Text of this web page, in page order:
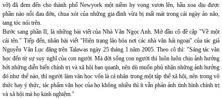
vỡ) đã đem đến cho thành phố Newyork một niềm hy vọng vươn lên, hầu xoa dịu được
phần nào nỗi đau đớn, chua xót của những gia đình vừa bị mất mát trong cái ngày ảo não,
tang tóc nói trên.
Bước sang phần II, là những bài viết của Nhà Văn Ngọc Anh. Mở đầu cô đề cập "Về một
cái tên." Tiếp đến, nhân bài viết "Hiện trạng lão hóa nơi các nhà văn hải ngoại" của tác giả
Nguyễn Văn Lục đăng trên Talawas ngày 25 tháng 1 năm 2005. Theo cô thì: "Sáng tác văn
học đến từ sự suy nghĩ của con người. Mà đời sống con người thì luôn luôn chịu ảnh hưởng
bởi những diễn biến chính trị và xã hội bao quanh, nên dù muốn phủ nhận những ảnh hưởng
đó như thế nào, thì người làm văn học vốn là cá nhân trong một tập thể xã hội, nên trong vô
thức hay ý thức, tác phẩm văn học của họ không nhiều thì ít vẫn phản ảnh tình hình chính trị
và xã hội mà họ kinh nghiệm."